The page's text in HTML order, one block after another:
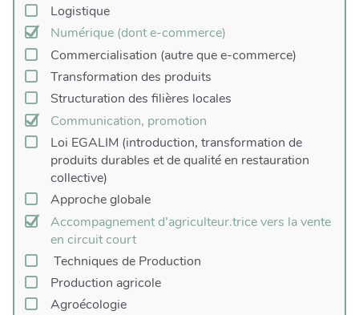
Logistique
Numérique (dont e-commerce)
Commercialisation (autre que e-commerce)
Transformation des produits
Structuration des filières locales
Communication, promotion
Loi EGALIM (introduction, transformation de
produits durables et de qualité en restauration
collective)
Approche globale
Accompagnement d’agriculteur.trice vers la vente
en circuit court
Techniques de Production
Production agricole
Agroécologie